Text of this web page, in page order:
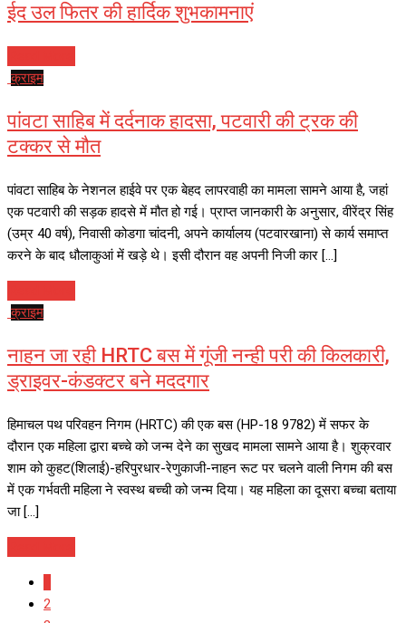
ईद उल फितर की हार्दिक शुभकामनाएं
क्राइम
पांवटा साहिब में दर्दनाक हादसा, पटवारी की ट्रक की
टक्कर से मौत
पांवटा साहिब के नेशनल हाईवे पर एक बेहद लापरवाही का मामला सामने आया है, जहां
एक पटवारी की सड़क हादसे में मौत हो गई। प्राप्त जानकारी के अनुसार, वीरेंद्र सिंह
(उम्र 40 वर्ष), निवासी कोडगा चांदनी, अपने कार्यालय (पटवारखाना) से कार्य समाप्त
करने के बाद धौलाकुआं में खड़े थे। इसी दौरान वह अपनी निजी कार […]
क्राइम
नाहन जा रही HRTC बस में गूंजी नन्ही परी की किलकारी,
ड्राइवर-कंडक्टर बने मददगार
हिमाचल पथ परिवहन निगम (HRTC) की एक बस (HP-18 9782) में सफर के
दौरान एक महिला द्वारा बच्चे को जन्म देने का सुखद मामला सामने आया है। शुक्रवार
शाम को कुहट(शिलाई)-हरिपुरधार-रेणुकाजी-नाहन रूट पर चलने वाली निगम की बस
में एक गर्भवती महिला ने स्वस्थ बच्ची को जन्म दिया। यह महिला का दूसरा बच्चा बताया
जा […]
2